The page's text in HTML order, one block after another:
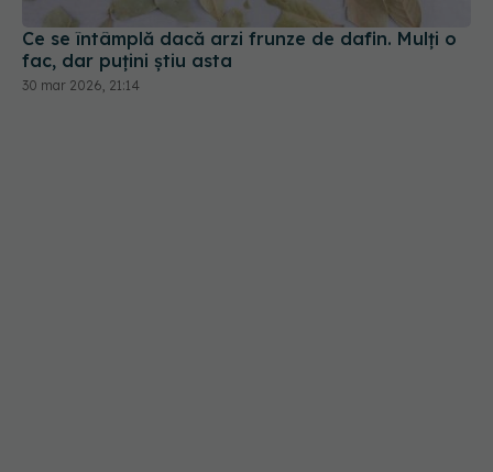
Ce se întâmplă dacă arzi frunze de dafin. Mulți o
fac, dar puțini știu asta
30 mar 2026, 21:14